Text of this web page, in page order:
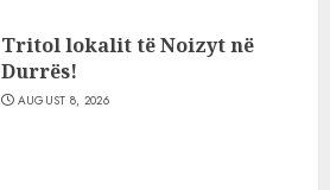
Tritol lokalit të Noizyt në
Durrës!
AUGUST 8, 2026